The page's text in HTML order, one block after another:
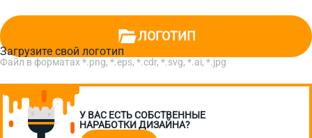
ЛОГОТИП
Загрузите свой логотип
Файл в форматах *.png, *.eps, *.cdr, *.svg, *.ai, *.jpg
У ВАС ЕСТЬ СОБСТВЕННЫЕ
НАРАБОТКИ ДИЗАЙНА?